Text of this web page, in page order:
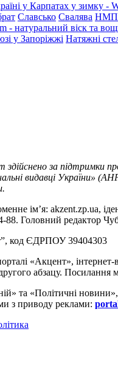
у Карпатах у зимку -
Славсько Свалява НМП
- натуральний віск та
у Запоріжжі Натяжні
здійснено за підтримки
видавці України»
ім’я: akzent.zp.ua,
Головний редактор
код ЄДРПОУ 39404303
«Акцент»,
абзацу. Посилання
та «Політичні
з приводу реклами: